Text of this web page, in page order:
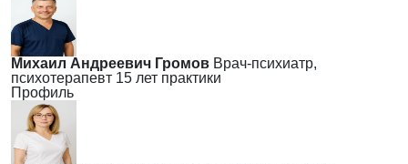
Михаил Андреевич Громов Врач-психиатр,
психотерапевт 15 лет практики
Профиль